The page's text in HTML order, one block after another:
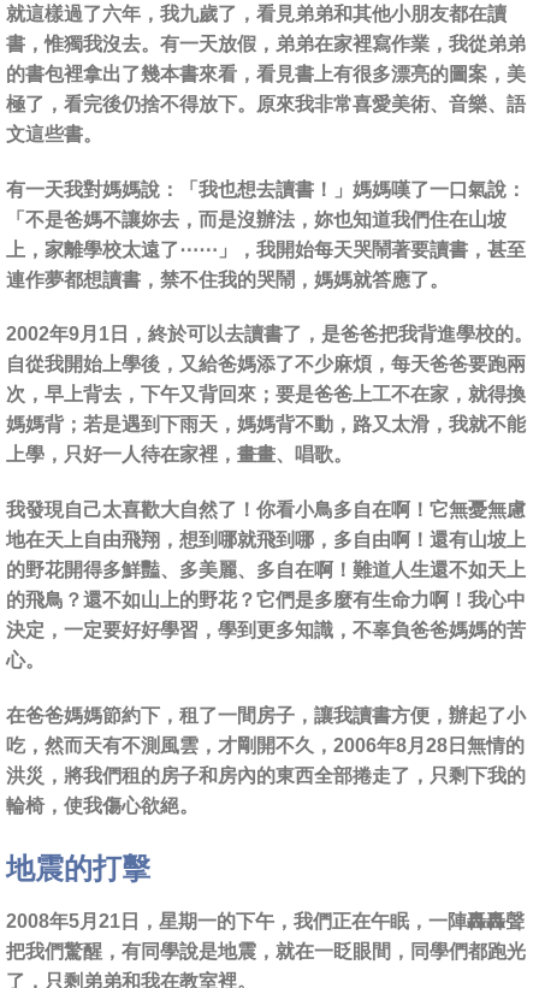
就這樣過了六年，我九歲了，看見弟弟和其他小朋友都在讀
書，惟獨我沒去。有一天放假，弟弟在家裡寫作業，我從弟弟
的書包裡拿出了幾本書來看，看見書上有很多漂亮的圖案，美
極了，看完後仍捨不得放下。原來我非常喜愛美術、音樂、語
文這些書。
有一天我對媽媽說：「我也想去讀書！」媽媽嘆了一口氣說：
「不是爸媽不讓妳去，而是沒辦法，妳也知道我們住在山坡
上，家離學校太遠了⋯⋯」，我開始每天哭鬧著要讀書，甚至
連作夢都想讀書，禁不住我的哭鬧，媽媽就答應了。
2002年9月1日，終於可以去讀書了，是爸爸把我背進學校的。
自從我開始上學後，又給爸媽添了不少麻煩，每天爸爸要跑兩
次，早上背去，下午又背回來；要是爸爸上工不在家，就得換
媽媽背；若是遇到下雨天，媽媽背不動，路又太滑，我就不能
上學，只好一人待在家裡，畫畫、唱歌。
我發現自己太喜歡大自然了！你看小鳥多自在啊！它無憂無慮
地在天上自由飛翔，想到哪就飛到哪，多自由啊！還有山坡上
的野花開得多鮮豔、多美麗、多自在啊！難道人生還不如天上
的飛鳥？還不如山上的野花？它們是多麼有生命力啊！我心中
決定，一定要好好學習，學到更多知識，不辜負爸爸媽媽的苦
心。
在爸爸媽媽節約下，租了一間房子，讓我讀書方便，辦起了小
吃，然而天有不測風雲，才剛開不久，2006年8月28日無情的
洪災，將我們租的房子和房內的東西全部捲走了，只剩下我的
輪椅，使我傷心欲絕。
地震的打擊
2008年5月21日，星期一的下午，我們正在午眠，一陣轟轟聲
把我們驚醒，有同學說是地震，就在一眨眼間，同學們都跑光
了，只剩弟弟和我在教室裡。